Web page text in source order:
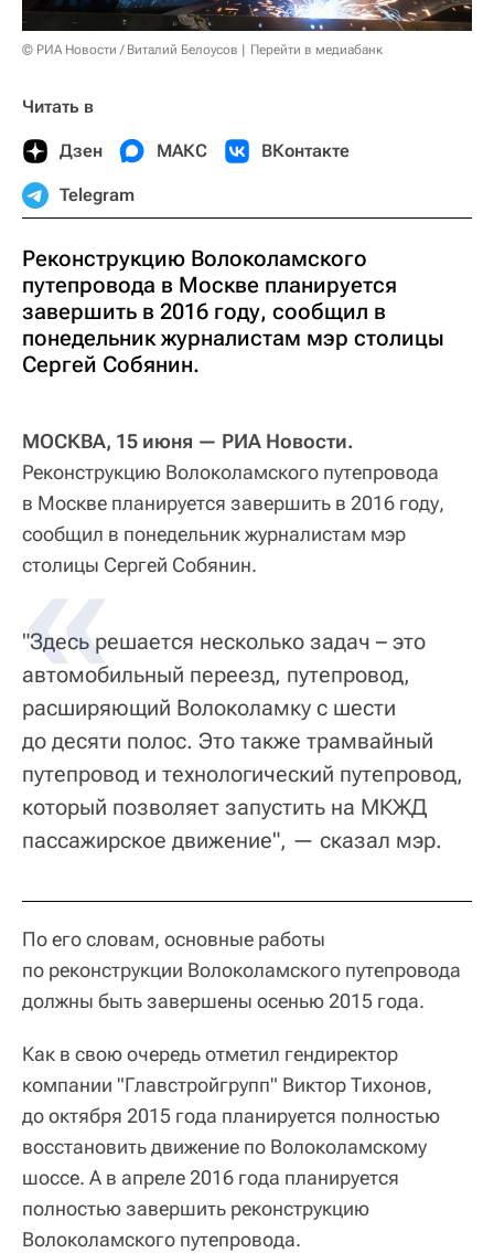
© РИА Новости / Виталий Белоусов Перейти в медиабанк
Читать в
Дзен МАКС ВКонтакте
Telegram
Реконструкцию Волоколамского
путепровода в Москве планируется
завершить в 2016 году, сообщил в
понедельник журналистам мэр столицы
Сергей Собянин.
МОСКВА, 15 июня — РИА Новости.
Реконструкцию Волоколамского путепровода
в Москве планируется завершить в 2016 году,
сообщил в понедельник журналистам мэр
столицы Сергей Собянин.
"Здесь решается несколько задач – это
автомобильный переезд, путепровод,
расширяющий Волоколамку с шести
до десяти полос. Это также трамвайный
путепровод и технологический путепровод,
который позволяет запустить на МКЖД
пассажирское движение", — сказал мэр.
По его словам, основные работы
по реконструкции Волоколамского путепровода
должны быть завершены осенью 2015 года.
Как в свою очередь отметил гендиректор
компании "Главстройгрупп" Виктор Тихонов,
до октября 2015 года планируется полностью
восстановить движение по Волоколамскому
шоссе. А в апреле 2016 года планируется
полностью завершить реконструкцию
Волоколамского путепровода.